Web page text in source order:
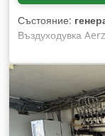
Състояние:
Въздуходувка